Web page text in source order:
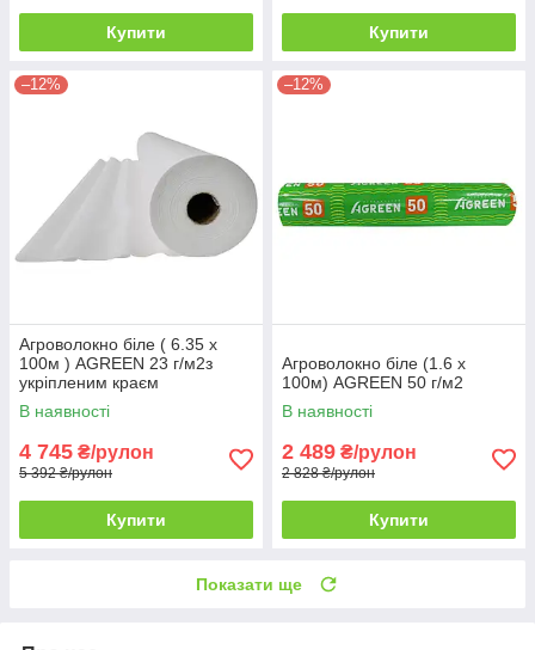
Купити Купити
–12%
Агроволокно біле ( 6.35 х
100м ) AGREEN 23 г/м2з
укріпленим краєм
В наявності
4 745 ₴/рулон
5 392 ₴/рулон
Купити
–12%
Агроволокно біле (1.6 х
100м) AGREEN 50 г/м2
В наявності
2 489 ₴/рулон
2 828 ₴/рулон
Купити
Показати ще